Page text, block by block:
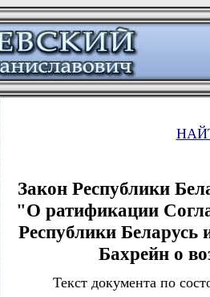
Закон Республики
"О ратификации
Республики Беларусь
Бахрейн о
Текст документа по